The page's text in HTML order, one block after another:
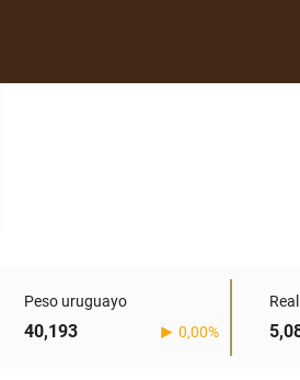
Peso uruguayo
40,193 0,00%
Real